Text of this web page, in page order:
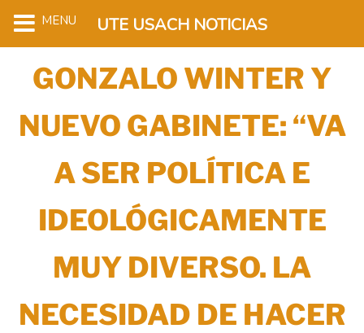
GONZALO WINTER Y
NUEVO GABINETE: “VA
A SER POLÍTICA E
IDEOLÓGICAMENTE
MUY DIVERSO. LA
NECESIDAD DE HACER
MENU UTE USACH NOTICIAS